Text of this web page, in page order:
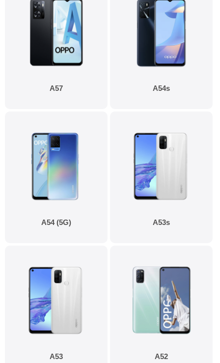
A57 A54s
A54 (5G) A53s
A53 A52